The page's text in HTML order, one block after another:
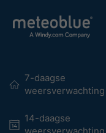
7-daagse
weersverwachting
14-daagse